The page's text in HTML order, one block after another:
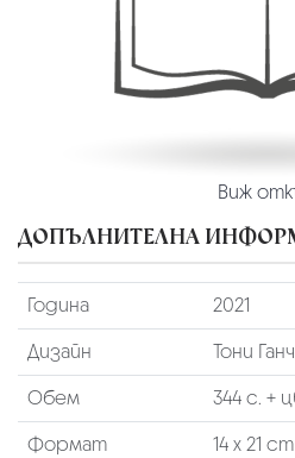
Виж
ДОПЪЛНИТЕЛНА
Година
2021
Дизайн
Тони
Обем
344 с. +
Формат
14 х 21 cm